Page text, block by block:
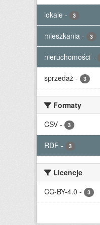
lokale - 3
mieszkania - 3
nieruchomości -
sprzedaż - 3
Formaty
CSV - 3
RDF - 3
Licencje
CC-BY-4.0 - 3